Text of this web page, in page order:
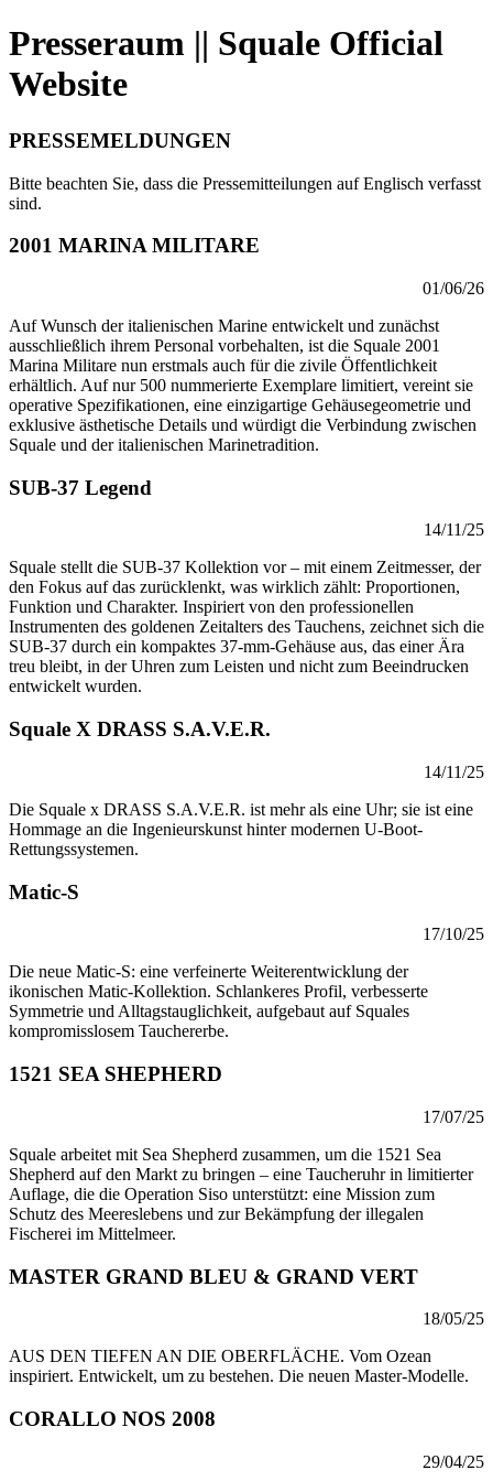
Presseraum || Squale Official
Website
PRESSEMELDUNGEN
Bitte beachten Sie, dass die Pressemitteilungen auf Englisch verfasst
sind.
2001 MARINA MILITARE
01/06/26
Auf Wunsch der italienischen Marine entwickelt und zunächst
ausschließlich ihrem Personal vorbehalten, ist die Squale 2001
Marina Militare nun erstmals auch für die zivile Öffentlichkeit
erhältlich. Auf nur 500 nummerierte Exemplare limitiert, vereint sie
operative Spezifikationen, eine einzigartige Gehäusegeometrie und
exklusive ästhetische Details und würdigt die Verbindung zwischen
Squale und der italienischen Marinetradition.
SUB-37 Legend
14/11/25
Squale stellt die SUB-37 Kollektion vor – mit einem Zeitmesser, der
den Fokus auf das zurücklenkt, was wirklich zählt: Proportionen,
Funktion und Charakter. Inspiriert von den professionellen
Instrumenten des goldenen Zeitalters des Tauchens, zeichnet sich die
SUB-37 durch ein kompaktes 37-mm-Gehäuse aus, das einer Ära
treu bleibt, in der Uhren zum Leisten und nicht zum Beeindrucken
entwickelt wurden.
Squale X DRASS S.A.V.E.R.
14/11/25
Die Squale x DRASS S.A.V.E.R. ist mehr als eine Uhr; sie ist eine
Hommage an die Ingenieurskunst hinter modernen U-Boot-
Rettungssystemen.
Matic-S
17/10/25
Die neue Matic-S: eine verfeinerte Weiterentwicklung der
ikonischen Matic-Kollektion. Schlankeres Profil, verbesserte
Symmetrie und Alltagstauglichkeit, aufgebaut auf Squales
kompromisslosem Tauchererbe.
1521 SEA SHEPHERD
17/07/25
Squale arbeitet mit Sea Shepherd zusammen, um die 1521 Sea
Shepherd auf den Markt zu bringen – eine Taucheruhr in limitierter
Auflage, die die Operation Siso unterstützt: eine Mission zum
Schutz des Meereslebens und zur Bekämpfung der illegalen
Fischerei im Mittelmeer.
MASTER GRAND BLEU & GRAND VERT
18/05/25
AUS DEN TIEFEN AN DIE OBERFLÄCHE. Vom Ozean
inspiriert. Entwickelt, um zu bestehen. Die neuen Master-Modelle.
CORALLO NOS 2008
29/04/25